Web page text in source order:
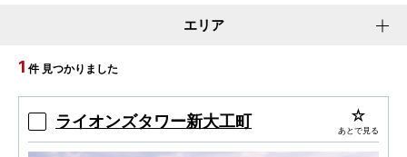
エリア
1 件 見つかりました
ライオンズタワー新大工町 あとで見る